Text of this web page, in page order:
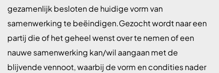
gezamenlijk besloten de huidige vorm van
samenwerking te beëindigen.Gezocht wordt naar een
partij die of het geheel wenst over te nemen of een
nauwe samenwerking kan/wil aangaan met de
blijvende vennoot, waarbij de vorm en condities nader